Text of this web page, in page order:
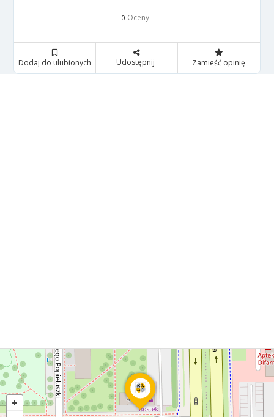
0 Oceny
Dodaj do ulubionych Udostępnij Zamieść opinię